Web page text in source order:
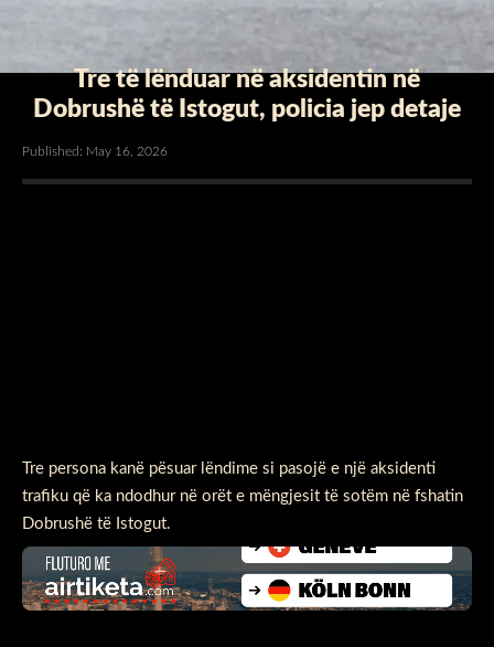
Tre të lënduar në aksidentin në
Dobrushë të Istogut, policia jep detaje
Published: May 16, 2026
Tre persona kanë pësuar lëndime si pasojë e një aksidenti
trafiku që ka ndodhur në orët e mëngjesit të sotëm në fshatin
Dobrushë të Istogut.